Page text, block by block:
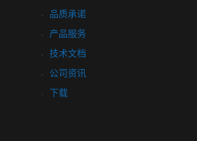
品质承诺
产品服务
技术文档
公司资讯
下载